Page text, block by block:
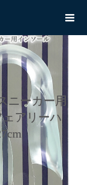
ニーカー用
ェアリーハ